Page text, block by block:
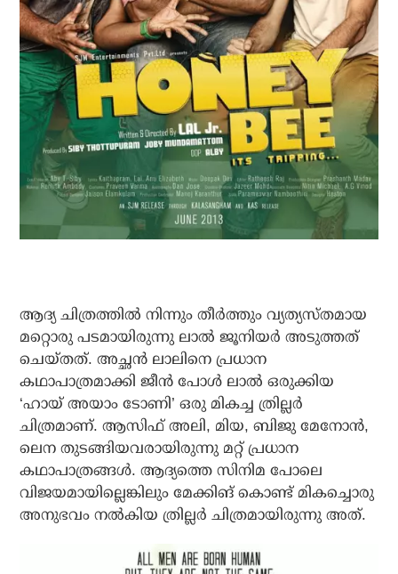
ആദ്യ ചിത്രത്തിൽ നിന്നും തീർത്തും വ്യത്യസ്തമായ
മറ്റൊരു പടമായിരുന്നു ലാൽ ജൂനിയർ അടുത്തത്
ചെയ്തത്. അച്ഛൻ ലാലിനെ പ്രധാന
കഥാപാത്രമാക്കി ജീൻ പോൾ ലാൽ ഒരുക്കിയ
‘ഹായ് അയാം ടോണി’ ഒരു മികച്ച ത്രില്ലർ
ചിത്രമാണ്. ആസിഫ് അലി, മിയ, ബിജു മേനോൻ,
ലെന തുടങ്ങിയവരായിരുന്നു മറ്റ് പ്രധാന
കഥാപാത്രങ്ങൾ. ആദ്യത്തെ സിനിമ പോലെ
വിജയമായില്ലെങ്കിലും മേക്കിങ് കൊണ്ട് മികച്ചൊരു
അനുഭവം നൽകിയ ത്രില്ലർ ചിത്രമായിരുന്നു അത്.